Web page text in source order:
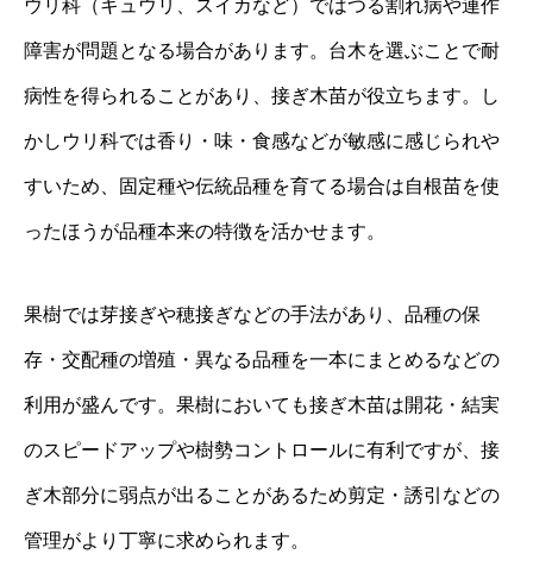
ウリ科（キュウリ、スイカなど）ではつる割れ病や連作
障害が問題となる場合があります。台木を選ぶことで耐
病性を得られることがあり、接ぎ木苗が役立ちます。し
かしウリ科では香り・味・食感などが敏感に感じられや
すいため、固定種や伝統品種を育てる場合は自根苗を使
ったほうが品種本来の特徴を活かせます。
果樹では芽接ぎや穂接ぎなどの手法があり、品種の保
存・交配種の増殖・異なる品種を一本にまとめるなどの
利用が盛んです。果樹においても接ぎ木苗は開花・結実
のスピードアップや樹勢コントロールに有利ですが、接
ぎ木部分に弱点が出ることがあるため剪定・誘引などの
管理がより丁寧に求められます。